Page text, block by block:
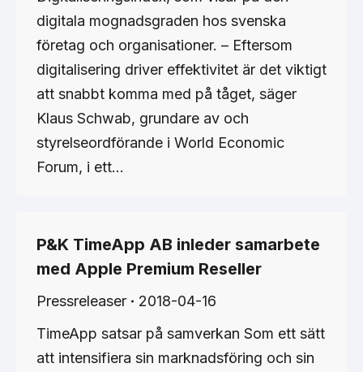
digitala mognadsgraden hos svenska
företag och organisationer. – Eftersom
digitalisering driver effektivitet är det viktigt
att snabbt komma med på tåget, säger
Klaus Schwab, grundare av och
styrelseordförande i World Economic
Forum, i ett…
P&K TimeApp AB inleder samarbete
med ​Apple Premium Reseller
Pressreleaser
2018-04-16
TimeApp satsar på samverkan Som ett sätt
att intensifiera sin marknadsföring och sin